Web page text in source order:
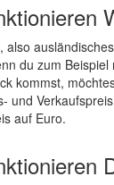
also
du zum
kommst,
und
auf Euro.